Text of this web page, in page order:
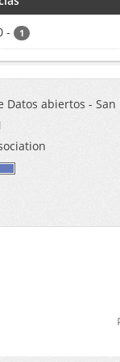
- 1
Datos abiertos -